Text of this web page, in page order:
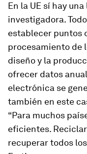
En la UE sí hay
investigadora.
establecer puntos
procesamiento de
diseño y la
ofrecer datos
electrónica se
también en este
“Para muchos
eficientes.
recuperar todos